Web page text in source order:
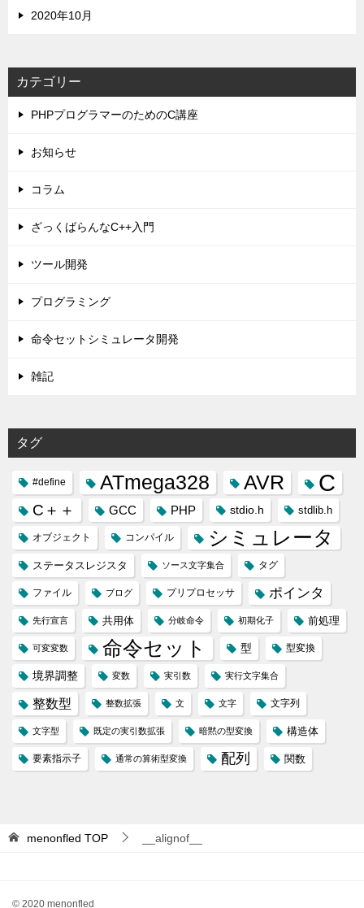
2020年10月
カテゴリー
PHPプログラマーのためのC講座
お知らせ
コラム
ざっくばらんなC++入門
ツール開発
プログラミング
命令セットシミュレータ開発
雑記
タグ
#define ATmega328 AVR C
C＋＋ GCC PHP stdio.h stdlib.h
オブジェクト コンパイル シミュレータ
ステータスレジスタ ソース文字集合 タグ
ファイル ブログ プリプロセッサ ポインタ
先行宣言 共用体 分岐命令 初期化子 前処理
可変変数 命令セット 型 型変換
境界調整 変数 実引数 実行文字集合
整数型 整数拡張 文 文字 文字列
文字型 既定の実引数拡張 暗黙の型変換 構造体
要素指示子 通常の算術型変換 配列 関数
menonfled TOP __alignof__
© 2020 menonfled